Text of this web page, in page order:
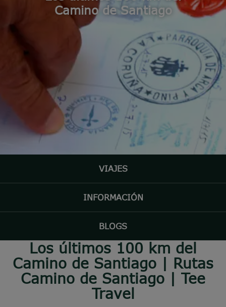
Camino de Santiago
VIAJES
INFORMACIÓN
BLOGS
Los últimos 100 km del
Camino de Santiago | Rutas
Camino de Santiago | Tee
Travel